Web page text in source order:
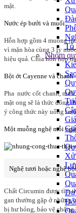
Tổ
Nhóm
Xử
Dự
mật.
Nước ép bưởi và muối
Hỗn hợp gồm 4 muỗng
vì mặn hòa cùng 3 ly
hiệu quả. Chia hỗn hợp
Bột ớt Cayenne và chanh
Pha nước cốt chanh,
mật ong sẽ là thức uống
ý công thức này uống
Một muỗng nghệ mỗi
Nghệ tươi hoặc nghệ
Chất Circumin được tìm
gan thường gặp ở những
bị hư hỏng, bảo vệ